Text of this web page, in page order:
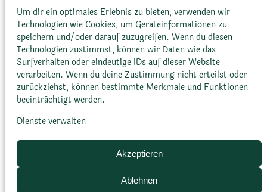
Um dir ein optimales Erlebnis zu bieten, verwenden wir
Technologien wie Cookies, um Geräteinformationen zu
speichern und/oder darauf zuzugreifen. Wenn du diesen
Technologien zustimmst, können wir Daten wie das
Surfverhalten oder eindeutige IDs auf dieser Website
verarbeiten. Wenn du deine Zustimmung nicht erteilst oder
zurückziehst, können bestimmte Merkmale und Funktionen
beeinträchtigt werden.
Dienste verwalten
Akzeptieren
Ablehnen
Blütenfarbe
Lachsorange; korallenrot